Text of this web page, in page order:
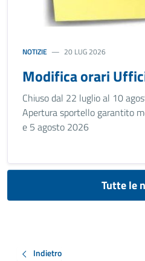
NOTIZIE 20 LUG 2026
Modifica orari
Chiuso dal 22 luglio al 10
Apertura sportello garantito
e 5 agosto 2026
Tutte le
Indietro